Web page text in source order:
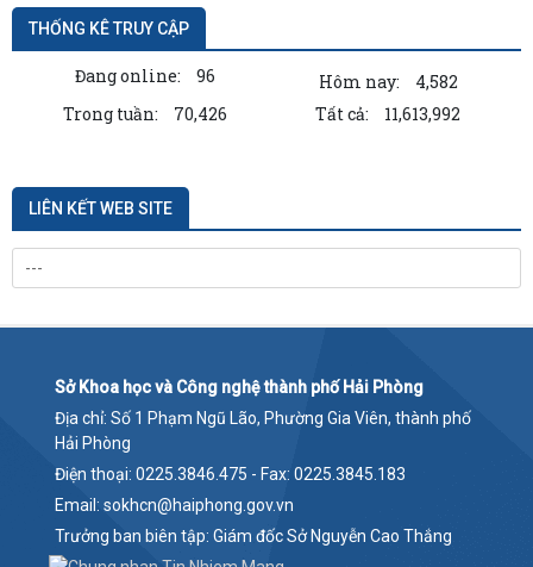
THỐNG KÊ TRUY CẬP
Đang online: 96 Hôm nay:
4,582
Trong tuần:
70,426 Tất cả: 11,613,992
LIÊN KẾT WEB SITE
Sở Khoa học và Công nghệ thành phố Hải Phòng
Địa chỉ: Số 1 Phạm Ngũ Lão, Phường Gia Viên, thành phố
Hải Phòng
Điện thoại: 0225.3846.475 - Fax: 0225.3845.183
Email: sokhcn@haiphong.gov.vn
Trưởng ban biên tập: Giám đốc Sở Nguyễn Cao Thắng